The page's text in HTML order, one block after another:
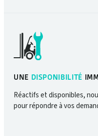
UNE DISPONIBILITÉ
Réactifs et disponibles,
pour répondre à vos